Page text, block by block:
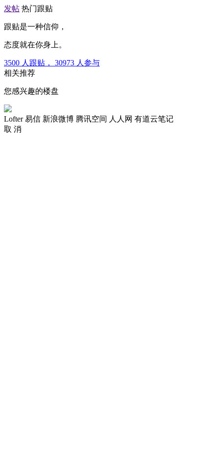
发帖 热门跟贴
跟贴是一种信仰，
态度就在你身上。
3500 人跟贴， 30973 人参与
相关推荐
您感兴趣的楼盘
Lofter 易信 新浪微博 腾讯空间 人人网 有道云笔记
取 消